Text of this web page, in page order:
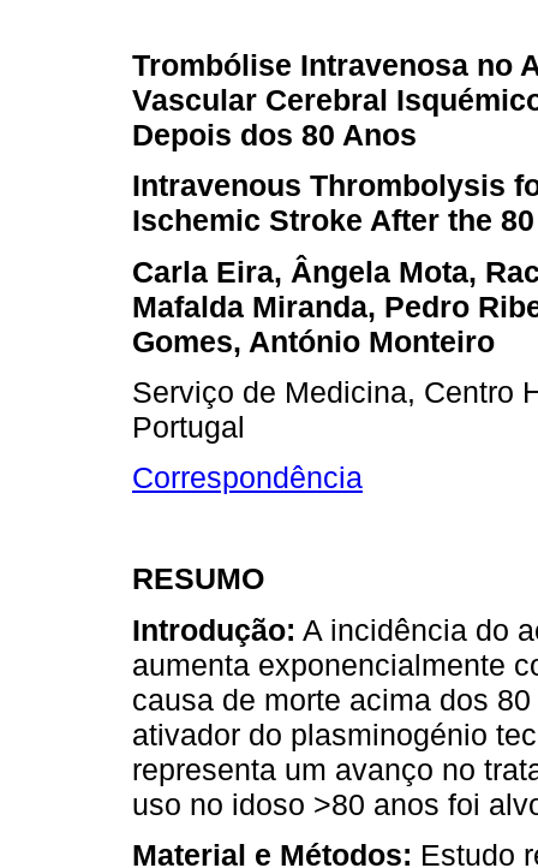
Trombólise Intravenosa no
Vascular Cerebral
Depois dos 80 Anos
Intravenous Thrombolysis
Ischemic Stroke After the
Carla Eira, Ângela Mota,
Mafalda Miranda, Pedro
Gomes, António Monteiro
Serviço de Medicina, Centro
Portugal
Correspondência
RESUMO
Introdução: A incidência do
aumenta exponencialmente
causa de morte acima dos
ativador do plasminogénio
representa um avanço no
uso no idoso >80 anos foi
Material e Métodos: Estudo